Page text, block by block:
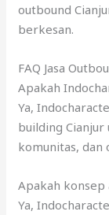
outbound
berkesan.
FAQ Jasa
Apakah
Ya,
building
komunitas, dan
Apakah konsep
Ya,